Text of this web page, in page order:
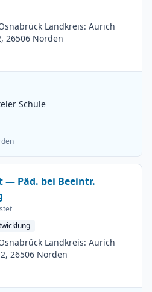
Landkreis: Aurich
26506 Norden
Schule
Päd. bei Beeintr.
Landkreis: Aurich
26506 Norden